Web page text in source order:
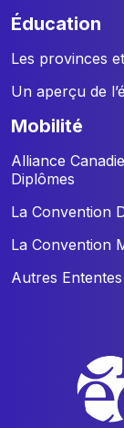
éducation
Les provinces
Un aperçu de
mobilité
Alliance
Diplômes
La Convention
La Convention
Autres